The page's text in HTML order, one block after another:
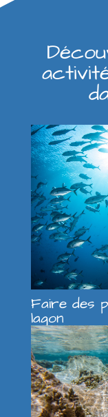
Faire des
lagon